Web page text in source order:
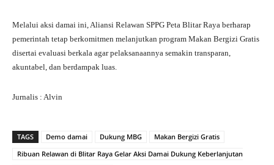
Melalui aksi damai ini, Aliansi Relawan SPPG Peta Blitar Raya berharap
pemerintah tetap berkomitmen melanjutkan program Makan Bergizi Gratis
disertai evaluasi berkala agar pelaksanaannya semakin transparan,
akuntabel, dan berdampak luas.
Jurnalis : Alvin
TAGS Demo damai Dukung MBG
Makan Bergizi Gratis
Ribuan Relawan di Blitar Raya Gelar Aksi Damai Dukung Keberlanjutan